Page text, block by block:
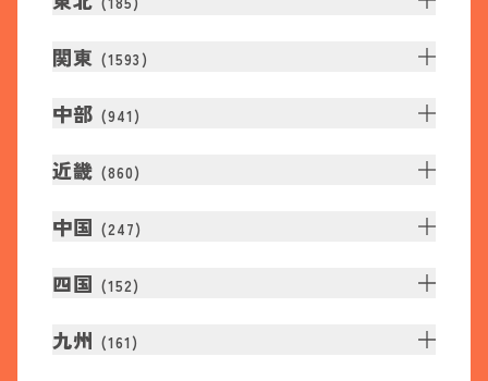
関東 (1593 )
中部 (941 )
近畿 (860)
中国 (247)
四国 (152)
九州 (161 )